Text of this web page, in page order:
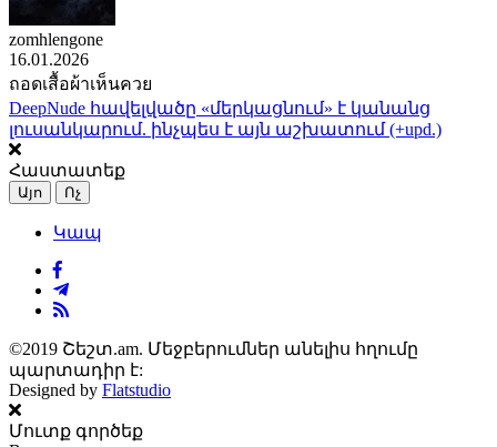
zomhlengone
16.01.2026
ถอดเสื้อผ้าเห็นควย
DeepNude հավելվածը «մերկացնում» է կանանց
լուսանկարում. ինչպես է այն աշխատում (+upd.)
Հաստատեք
Այո Ոչ
Կապ
©2019 Շեշտ.am. Մեջբերումներ անելիս հղումը
պարտադիր է:
Designed by Flatstudio
Մուտք գործեք